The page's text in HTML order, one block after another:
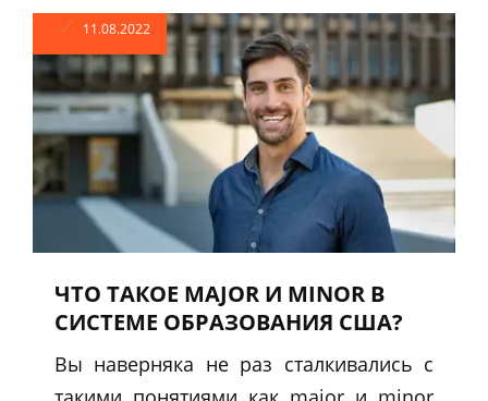
11.08.2022
ЧТО ТАКОЕ MAJOR И MINOR В
СИСТЕМЕ ОБРАЗОВАНИЯ США?
Вы наверняка не раз сталкивались с